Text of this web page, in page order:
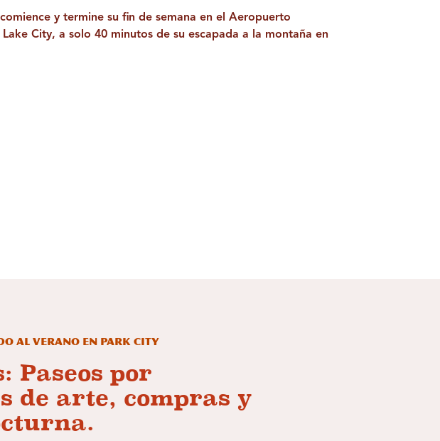
y termine su fin de semana en el Aeropuerto
Lake City, a solo 40 minutos de su escapada a la montaña en
al verano en Park City
Paseos por
de arte, compras y